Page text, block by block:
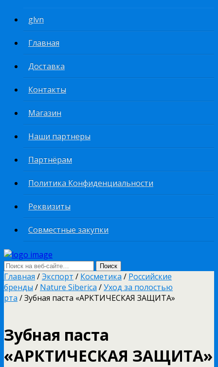
glvn
Главная
Доставка
Контакты
Магазин
Наши партнеры
Партнёрам
Политика Конфиденциальности
Реквизиты
Совместные закупки
Главная /Экспорт / Косметика / Российские
бренды / Nature Siberica /Уход за полостью
рта / Зубная паста «АРКТИЧЕСКАЯ ЗАЩИТА»
Зубная паста
«АРКТИЧЕСКАЯ ЗАЩИТА»